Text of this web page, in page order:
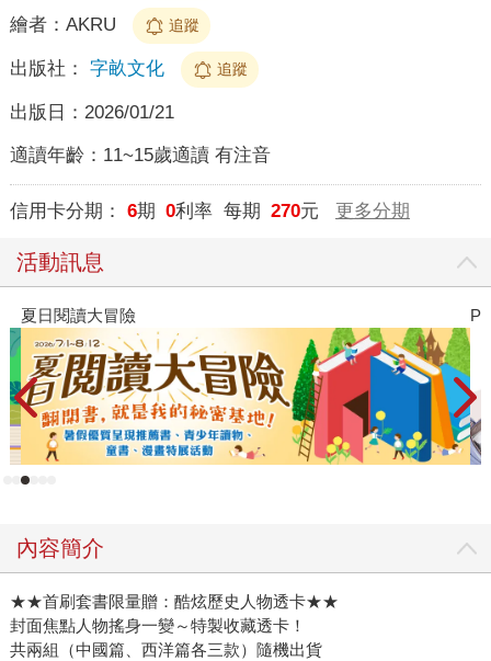
繪者： AKRU 追蹤
出版社： 字畝文化 追蹤
出版日： 2026/01/21
適讀年齡： 11~15歲適讀 有注音
信用卡分期： 6期 0利率 每期 270元 更多分期
活動訊息
PUGO噗果聰明書包開學季預購
內容簡介
★★首刷套書限量贈：酷炫歷史人物透卡★★
封面焦點人物搖身一變～特製收藏透卡！
共兩組（中國篇、西洋篇各三款）隨機出貨